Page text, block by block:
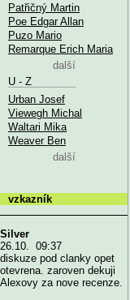
Patřičný Martin
Poe Edgar Allan
Puzo Mario
Remarque Erich Maria
další
U - Z
Urban Josef
Viewegh Michal
Waltari Mika
Weaver Ben
další
vzkazník
Silver
26.10. 09:37
diskuze pod clanky opet
otevrena. zaroven dekuji
Alexovy za nove recenze.